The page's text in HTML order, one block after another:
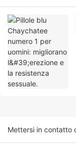
Mettersi in contatto